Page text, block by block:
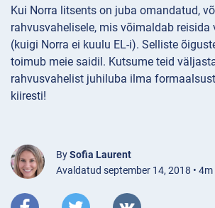
Kui Norra litsents on juba omandatud,
rahvusvahelisele, mis võimaldab reisida
(kuigi Norra ei kuulu EL-i). Selliste
toimub meie saidil. Kutsume teid
rahvusvahelist juhiluba ilma
kiiresti!
BySofia Laurent
Avaldatud september 14, 2018 •